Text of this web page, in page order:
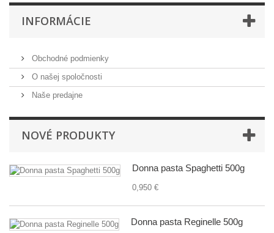
INFORMÁCIE
Obchodné podmienky
O našej spoločnosti
Naše predajne
NOVÉ PRODUKTY
Donna pasta Spaghetti 500g
0,950 €
Donna pasta Reginelle 500g